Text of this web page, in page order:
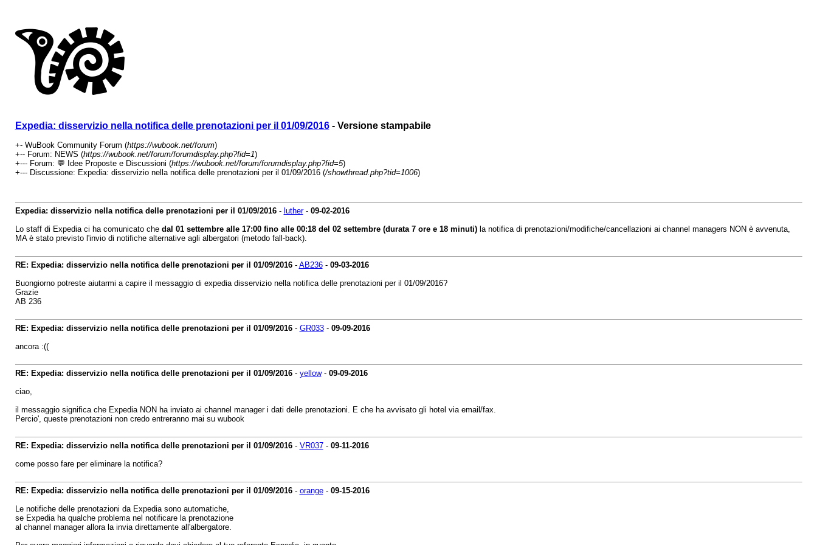
Expedia: disservizio nella notifica delle prenotazioni per il 01/09/2016- Versione stampabile
+- WuBook Community Forum (https://wubook.net/forum)
+-- Forum: NEWS (https://wubook.net/forum/forumdisplay.php?fid=1)
+--- Forum: 💬 Idee Proposte e Discussioni (https://wubook.net/forum/forumdisplay.php?fid=5)
+--- Discussione: Expedia: disservizio nella notifica delle prenotazioni per il 01/09/2016 (/showthread.php?tid=1006)
Expedia: disservizio nella notifica delle prenotazioni per il 01/09/2016- luther- 09-02-2016
Lo staff di Expedia ci ha comunicato che dal 01 settembre alle 17:00 fino alle 00:18 del 02 settembre (durata 7 ore e 18 minuti)la notifica di prenotazioni/modifiche/cancellazioni ai channel managers NON è avvenuta,
MA è stato previsto l'invio di notifiche alternative agli albergatori (metodo fall-back).
RE: Expedia: disservizio nella notifica delle prenotazioni per il 01/09/2016- AB236- 09-03-2016
Buongiorno potreste aiutarmi a capire il messaggio di expedia disservizio nella notifica delle prenotazioni per il 01/09/2016?
Grazie
AB 236
RE: Expedia: disservizio nella notifica delle prenotazioni per il 01/09/2016- GR033- 09-09-2016
ancora :((
RE: Expedia: disservizio nella notifica delle prenotazioni per il 01/09/2016- yellow- 09-09-2016
ciao,
il messaggio significa che Expedia NON ha inviato ai channel manager i dati delle prenotazioni. E che ha avvisato gli hotel via email/fax.
Percio', queste prenotazioni non credo entreranno mai su wubook
RE: Expedia: disservizio nella notifica delle prenotazioni per il 01/09/2016- VR037- 09-11-2016
come posso fare per eliminare la notifica?
RE: Expedia: disservizio nella notifica delle prenotazioni per il 01/09/2016- orange- 09-15-2016
Le notifiche delle prenotazioni da Expedia sono automatiche,
se Expedia ha qualche problema nel notificare la prenotazione
al channel manager allora la invia direttamente all'albergatore.